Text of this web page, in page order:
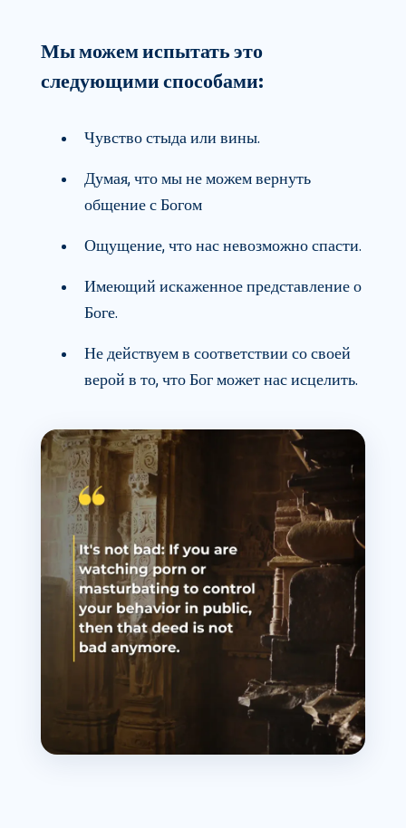
Мы можем испытать это
следующими способами:
Чувство стыда или вины.
Думая, что мы не можем вернуть
общение с Богом
Ощущение, что нас невозможно спасти.
Имеющий искаженное представление о
Боге.
Не действуем в соответствии со своей
верой в то, что Бог может нас исцелить.